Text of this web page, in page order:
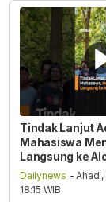
Tindak Lanjut
Mahasiswa
Langsung ke
Dailynews - Ahad
18:15 WIB